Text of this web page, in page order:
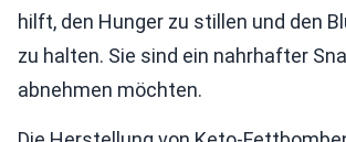
hilft, den Hunger zu stillen und den
zu halten. Sie sind ein nahrhafter
abnehmen möchten.